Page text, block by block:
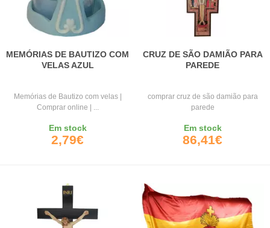
MEMÓRIAS DE BAUTIZO COM
VELAS AZUL
Memórias de Bautizo com velas |
Comprar online | ...
Em stock
2,79€
CRUZ DE SÃO DAMIÃO PARA
PAREDE
comprar cruz de são damião para
parede
Em stock
86,41€